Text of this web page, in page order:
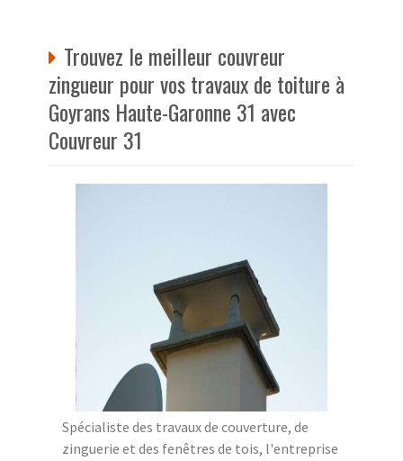
Trouvez le meilleur couvreur
zingueur pour vos travaux de toiture à
Goyrans Haute-Garonne 31 avec
Couvreur 31
Spécialiste des travaux de couverture, de
zinguerie et des fenêtres de tois, l'entreprise